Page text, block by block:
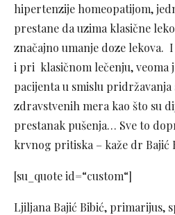
hipertenzije homeopatijom,
prestane da uzima klasične
značajno umanje doze lekova.
i pri klasičnom lečenju, veoma
pacijenta u smislu
zdravstvenih mera kao što su
prestanak pušenja… Sve to
krvnog pritiska – kaže dr Bajić
[su_quote id=“custom“]
Ljiljana Bajić Bibić, primarijus,